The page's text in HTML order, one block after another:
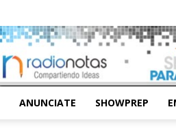
ANUNCIATE SHOWPREP